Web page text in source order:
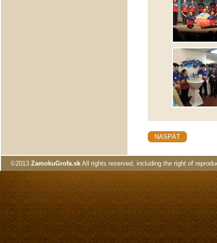
NASPÄT
©2013 ZamokuGrofa.sk All rights reserved, including the right of